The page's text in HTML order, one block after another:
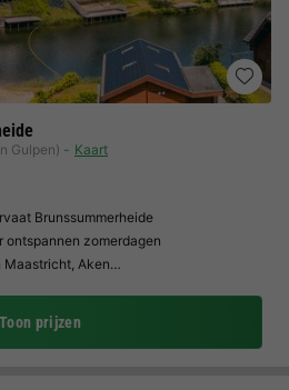
Gulpen) Kaart
Brunssummerheide
zomerdagen
Maastricht, Aken…
Toon prijzen